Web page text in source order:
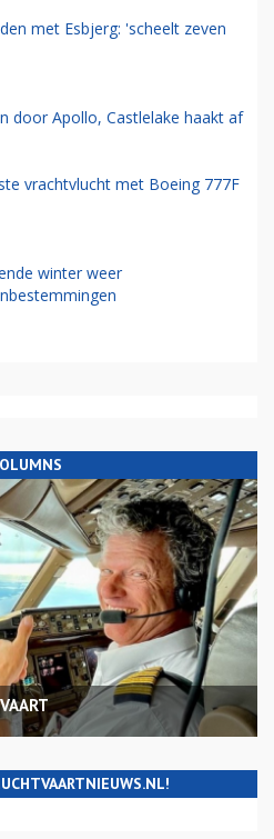
met Esbjerg: 'scheelt zeven
door Apollo, Castlelake haakt af
vrachtvlucht met Boeing 777F
winter weer